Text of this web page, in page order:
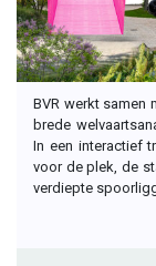
BVR werkt samen
brede
In een interactief
voor de plek, de
verdiepte